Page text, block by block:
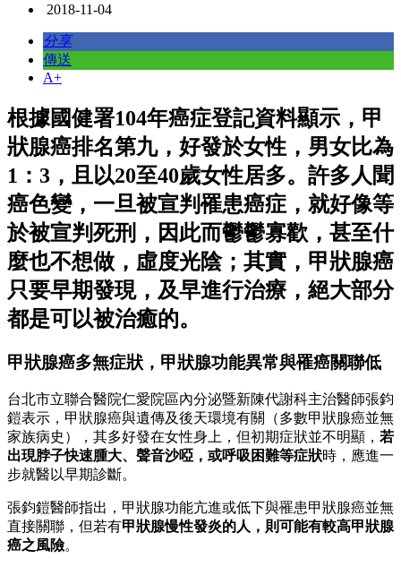
2018-11-04
分享
傳送
A+
根據國健署104年癌症登記資料顯示，甲
狀腺癌排名第九，好發於女性，男女比為
1：3，且以20至40歲女性居多。許多人聞
癌色變，一旦被宣判罹患癌症，就好像等
於被宣判死刑，因此而鬱鬱寡歡，甚至什
麼也不想做，虛度光陰；其實，甲狀腺癌
只要早期發現，及早進行治療，絕大部分
都是可以被治癒的。
甲狀腺癌多無症狀，甲狀腺功能異常與罹癌關聯低
台北市立聯合醫院仁愛院區內分泌暨新陳代謝科主治醫師張鈞
鎧表示，甲狀腺癌與遺傳及後天環境有關（多數甲狀腺癌並無
家族病史），其多好發在女性身上，但初期症狀並不明顯， 若
出現脖子快速腫大、聲音沙啞，或呼吸困難等症狀時，應進一
步就醫以早期診斷。
張鈞鎧醫師指出，甲狀腺功能亢進或低下與罹患甲狀腺癌並無
直接關聯，但若有甲狀腺慢性發炎的人，則可能有較高甲狀腺
癌之風險。